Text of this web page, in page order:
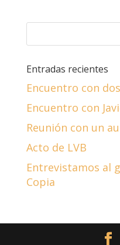
Entradas recientes
Encuentro con
Encuentro con
Reunión con un
Acto de LVB
Entrevistamos al
Copia